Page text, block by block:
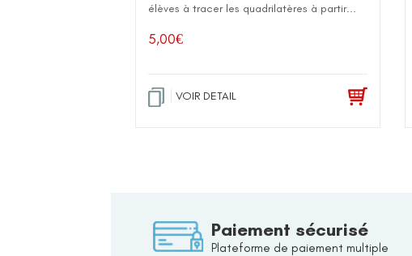
élèves à tracer les quadrilatères à partir...
5,00€
VOIR DETAIL
Paiement sécurisé
Plateforme de paiement multiple